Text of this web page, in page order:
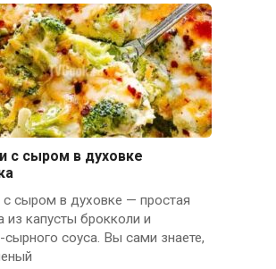
с сыром в духовке
с сыром в духовке — простая
из капусты брокколи и
соуса. Вы сами знаете,